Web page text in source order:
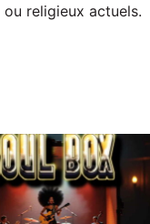
religieux actuels.